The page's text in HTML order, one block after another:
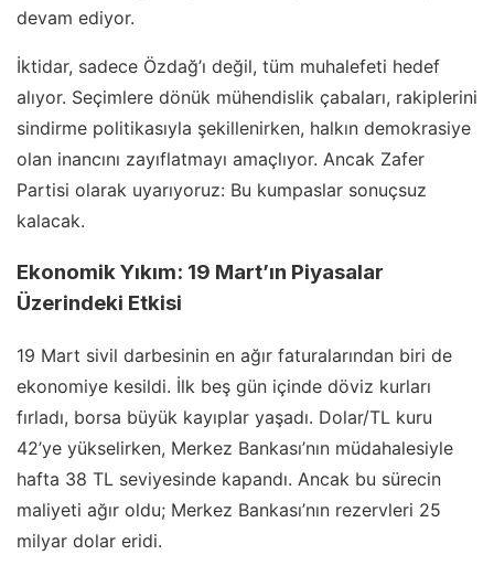
devam ediyor.
İktidar, sadece Özdağ’ı değil, tüm muhalefeti hedef
alıyor. Seçimlere dönük mühendislik çabaları, rakiplerini
sindirme politikasıyla şekillenirken, halkın demokrasiye
olan inancını zayıflatmayı amaçlıyor. Ancak Zafer
Partisi olarak uyarıyoruz: Bu kumpaslar sonuçsuz
kalacak.
Ekonomik Yıkım: 19 Mart’ın Piyasalar
Üzerindeki Etkisi
19 Mart sivil darbesinin en ağır faturalarından biri de
ekonomiye kesildi. İlk beş gün içinde döviz kurları
fırladı, borsa büyük kayıplar yaşadı. Dolar/TL kuru
42’ye yükselirken, Merkez Bankası’nın müdahalesiyle
hafta 38 TL seviyesinde kapandı. Ancak bu sürecin
maliyeti ağır oldu; Merkez Bankası’nın rezervleri 25
milyar dolar eridi.